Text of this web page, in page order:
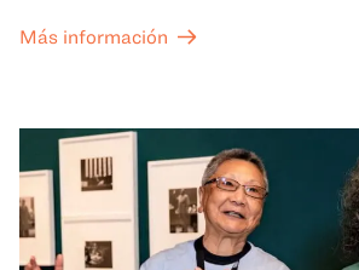
exposiciones especiales, con una
Más información